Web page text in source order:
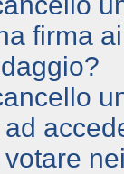
firma